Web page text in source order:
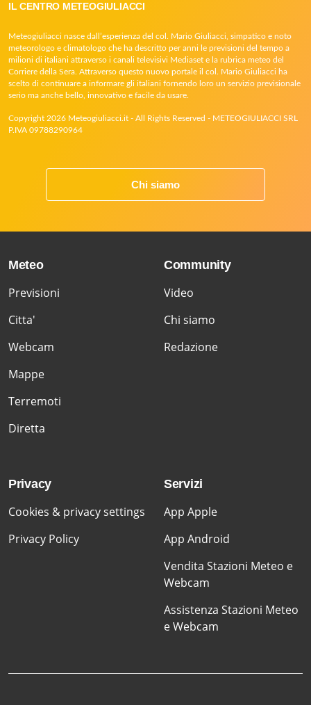
IL CENTRO METEOGIULIACCI
Meteogiuliacci nasce dall’esperienza del col. Mario Giuliacci, simpatico e noto
meteorologo e climatologo che ha descritto per anni le previsioni del tempo a
milioni di italiani attraverso i canali televisivi Mediaset e la rubrica meteo del
Corriere della Sera. Attraverso questo nuovo portale il col. Mario Giuliacci ha
scelto di continuare a informare gli italiani fornendo loro un servizio previsionale
serio ma anche bello, innovativo e facile da usare.
Copyright 2026 Meteogiuliacci.it - All Rights Reserved - METEOGIULIACCI SRL
P.IVA 09788290964
Chi siamo
Meteo
Previsioni
Citta'
Webcam
Mappe
Terremoti
Diretta
Community
Video
Chi siamo
Redazione
Privacy
Cookies & privacy settings
Privacy Policy
Servizi
App Apple
App Android
Vendita Stazioni Meteo e
Webcam
Assistenza Stazioni Meteo
e Webcam